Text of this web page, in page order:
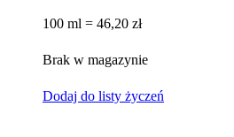
100 ml = 46,20 zł
Brak w magazynie
Dodaj do listy życzeń